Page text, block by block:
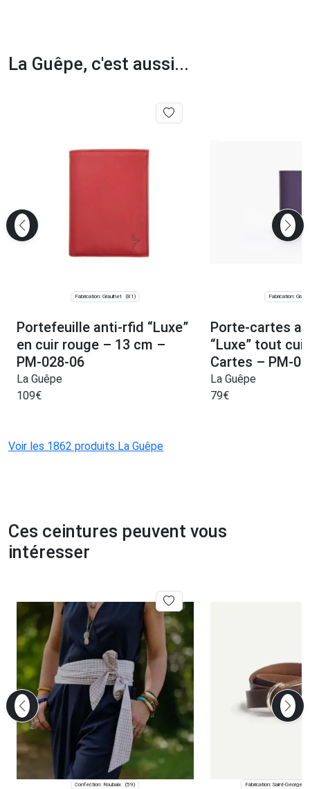
La Guêpe, c'est aussi...
Fabrication: Graulhet (81)
Portefeuille anti-rfid “Luxe”
en cuir rouge – 13 cm –
PM-028-06
La Guêpe
109€
Fabrication:
Porte-cartes
“Luxe” tout
Cartes – PM-
La Guêpe
79€
Voir les 1862 produits La Guêpe
Ces ceintures peuvent vous
intéresser
Confection: Roubaix (59) Fabrication: Saint-